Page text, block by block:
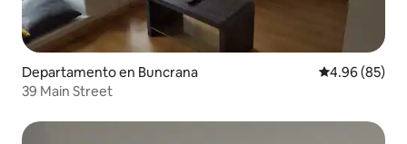
Departamento en Buncrana Calificación
4.96 (85)
39 Main Street